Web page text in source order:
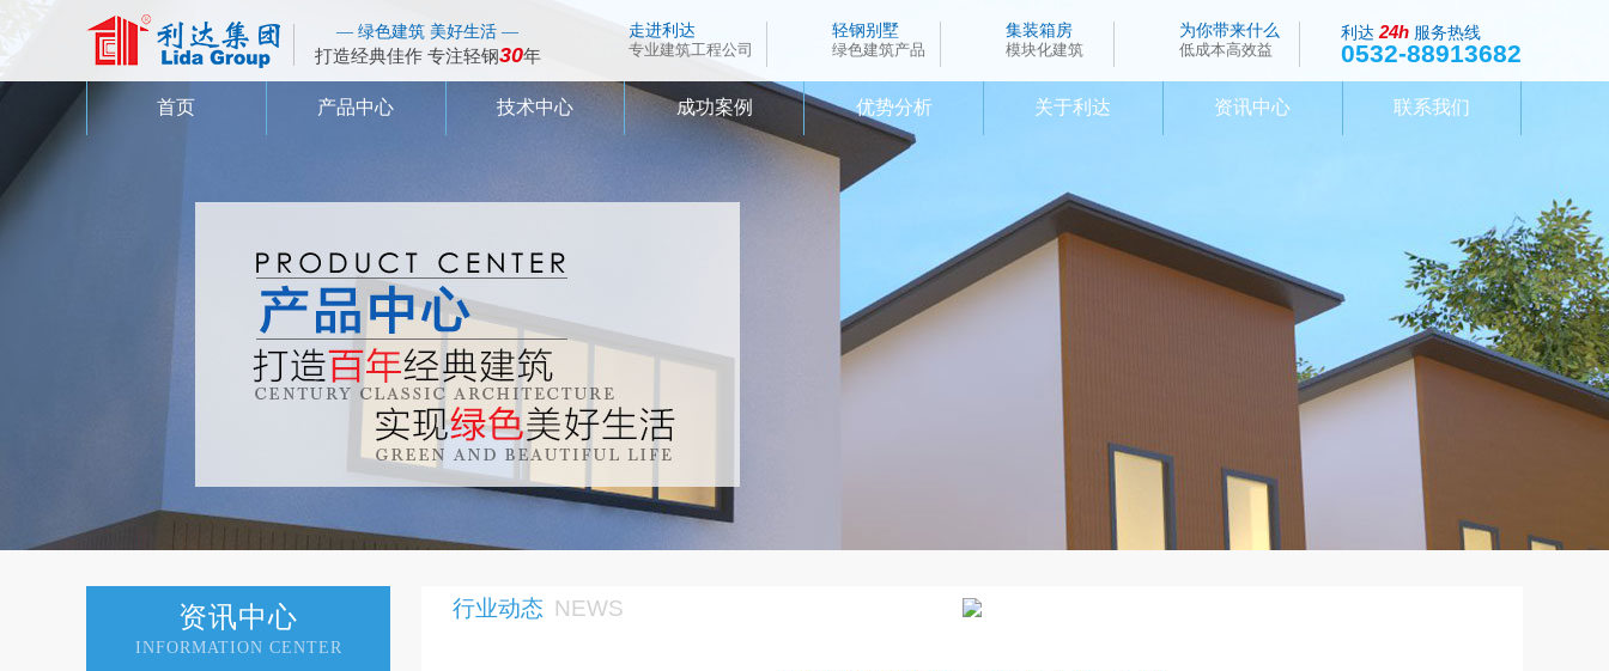
— 绿色建筑 美好生活 —
打造经典佳作 专注轻钢30年
走进利达
专业建筑工程公司
轻钢别墅
绿色建筑产品
集装箱房
模块化建筑
为你带来什么
低成本高效益
利达24h 服务热线
0532-88913682
首页 产品中心 技术中心 成功案例 优势分析 关于利达 资讯中心 联系我们
资讯中心
INFORMATION CENTER
行业动态 NEWS